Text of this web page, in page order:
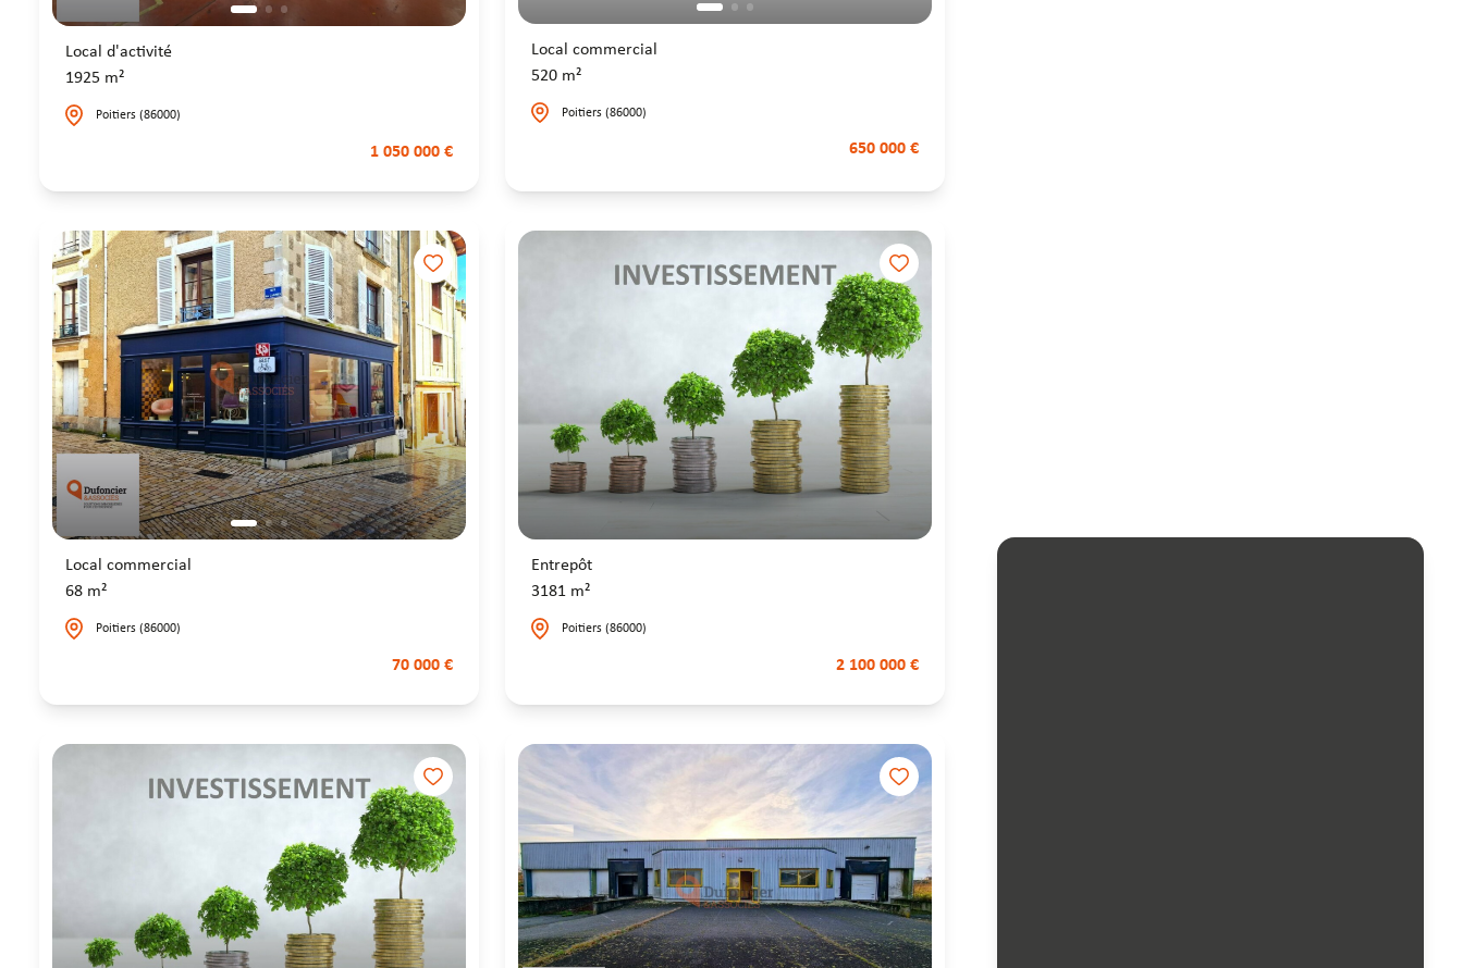
Local d'activité
1925 m²
Poitiers (86000)
1 050 000 €
Local commercial
520 m²
Poitiers (86000)
650 000 €
Local commercial
68 m²
Poitiers (86000)
70 000 €
Entrepôt
3181 m²
Poitiers (86000)
2 100 000 €